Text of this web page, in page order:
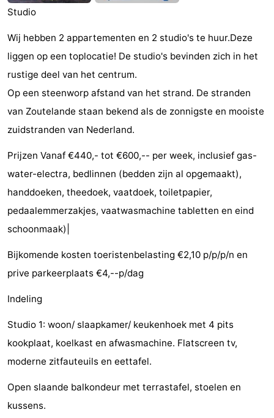
Monumenten
-
Kerken
-
Vuurtorens
-
Uitkijkpunten
Attracties
-
Speeltuinen
-
Binnenspeeltuinen
Bowlen
Wellness
centra
Dorpen
Steden
Rondleidingen
Sporten
-
Fietsen
-
Studio
Wij hebben 2 appartementen en 2 studio's te huur.Deze
liggen op een toplocatie! De studio's bevinden zich in het
rustige deel van het centrum.
Op een steenworp afstand van het strand. De stranden
van Zoutelande staan bekend als de zonnigste en mooiste
zuidstranden van Nederland.
Prijzen Vanaf €440,- tot €600,-- per week, inclusief gas-
water-electra, bedlinnen (bedden zijn al opgemaakt),
handdoeken, theedoek, vaatdoek, toiletpapier,
pedaalemmerzakjes, vaatwasmachine tabletten en eind
schoonmaak)|
Bijkomende kosten toeristenbelasting €2,10 p/p/p/n en
prive parkeerplaats €4,--p/dag
Indeling
Studio 1: woon/ slaapkamer/ keukenhoek met 4 pits
kookplaat, koelkast en afwasmachine. Flatscreen tv,
moderne zitfauteuils en eettafel.
Open slaande balkondeur met terrastafel, stoelen en
kussens.